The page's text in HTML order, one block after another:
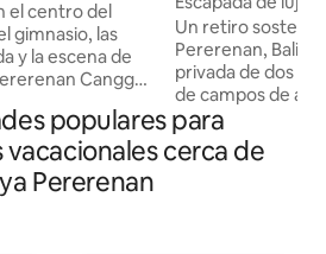
el centro del
gimnasio, las
y la escena de
Canggu.
acceso a pie a las
y limpieza 5
sala de estar
2
con piscina y
Un retiro
Pererenan, Bali.
privada de dos
de campos de
un río que fluye
histórico. A
playas, ofrece un
populares para
cerca de
Pererenan